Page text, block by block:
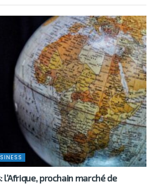
l’Afrique, prochain marché de